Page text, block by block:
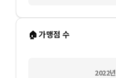
🏠 가맹점 수
2022년